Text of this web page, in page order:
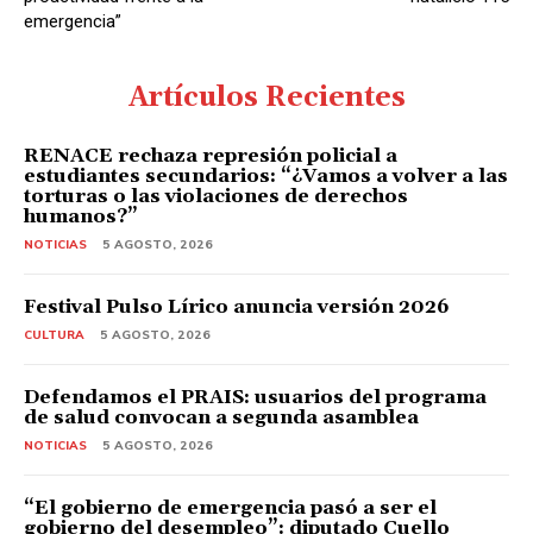
emergencia”
Artículos Recientes
RENACE rechaza represión policial a
estudiantes secundarios: “¿Vamos a volver a las
torturas o las violaciones de derechos
humanos?”
NOTICIAS 5 AGOSTO, 2026
Festival Pulso Lírico anuncia versión 2026
CULTURA 5 AGOSTO, 2026
Defendamos el PRAIS: usuarios del programa
de salud convocan a segunda asamblea
NOTICIAS 5 AGOSTO, 2026
“El gobierno de emergencia pasó a ser el
gobierno del desempleo”: diputado Cuello